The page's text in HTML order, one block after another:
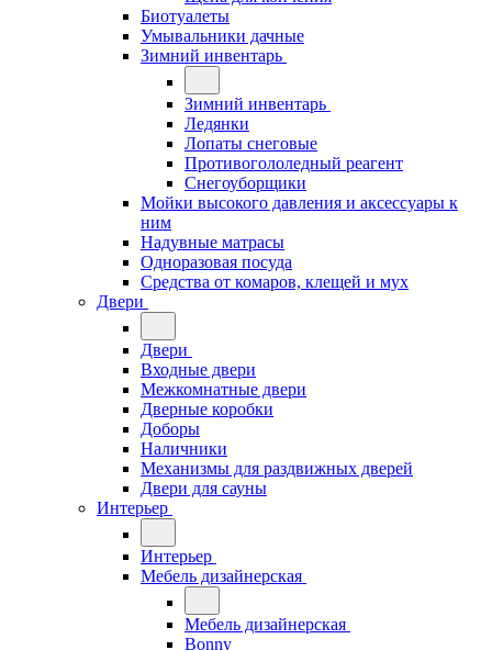
Биотуалеты
Умывальники дачные
Зимний инвентарь
Зимний инвентарь
Ледянки
Лопаты снеговые
Противогололедный реагент
Снегоуборщики
Мойки высокого давления и аксессуары к
ним
Надувные матрасы
Одноразовая посуда
Средства от комаров, клещей и мух
Двери
Двери
Входные двери
Межкомнатные двери
Дверные коробки
Доборы
Наличники
Механизмы для раздвижных дверей
Двери для сауны
Интерьер
Интерьер
Мебель дизайнерская
Мебель дизайнерская
Bonny